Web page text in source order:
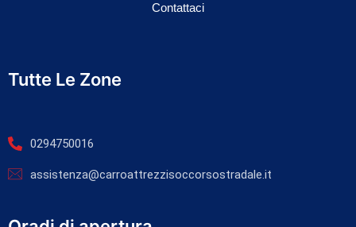
Contattaci
Tutte Le Zone
0294750016
assistenza@carroattrezzisoccorsostradale.it